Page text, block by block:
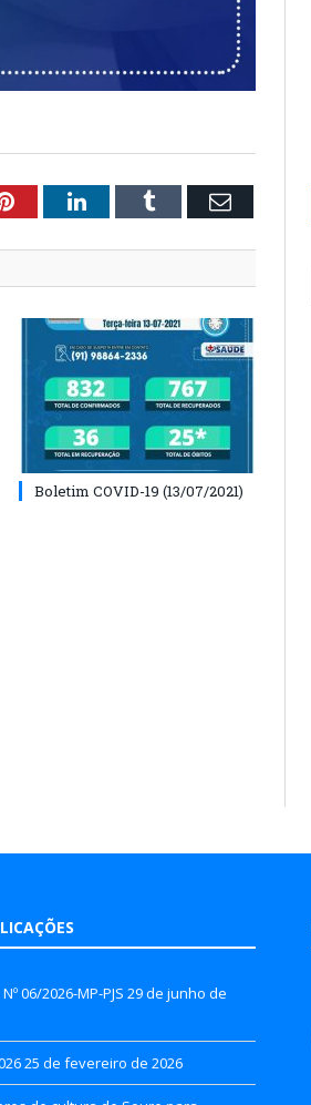
PinterestLinkedInTumblr Email
Boletim COVID-19 (13/07/2021)
06/2026-MP-PJS 29 de junho de
25 de fevereiro de 2026